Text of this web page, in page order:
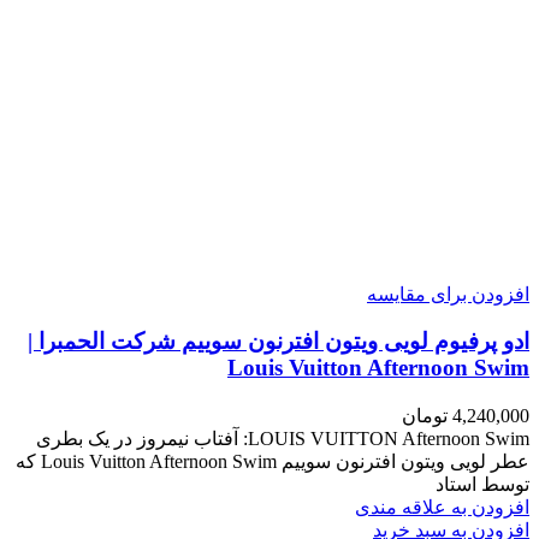
افزودن برای مقایسه
ادو پرفیوم لویی ویتون افترنون سوییم شرکت الحمبرا |
Louis Vuitton Afternoon Swim
4,240,000 تومان
LOUIS VUITTON Afternoon Swim: آفتاب نیمروز در یک بطری
عطر لویی ویتون افترنون سوییم Louis Vuitton Afternoon Swim که
توسط استاد
افزودن به علاقه مندی
افزودن به سبد خرید